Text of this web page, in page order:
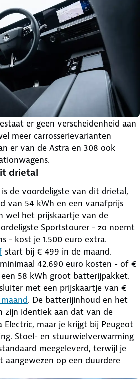
er geen verscheidenheid aan
meer carrosserievarianten
er van de Astra en 308 ook
drietal
de voordeligste van dit drietal,
van 54 kWh en een vanafprijs
wel het prijskaartje van de
Sportstourer - zo noemt
- kost je 1.500 euro extra.
start bij € 499 in de maand.
42.690 euro kosten - of €
58 kWh groot batterijpakket.
met een prijskaartje van €
. De batterijinhoud en het
zijn identiek aan dat van de
Electric, maar je krijgt bij Peugeot
Stoel- en stuurwielverwarming
meegeleverd, terwijl je
aangewezen op een duurdere